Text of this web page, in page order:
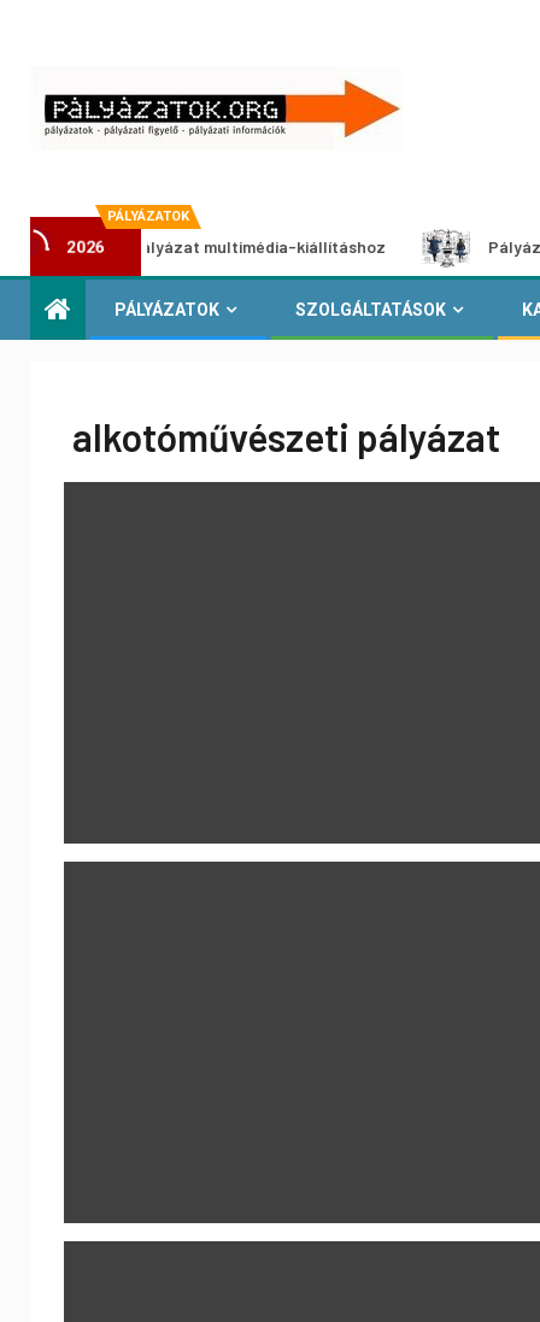
PÁLYÁZATOK
2026
pályázat multimédia-kiállításhoz Pályázat a
PÁLYÁZATOK SZOLGÁLTATÁSOK
alkotóművészeti pályázat